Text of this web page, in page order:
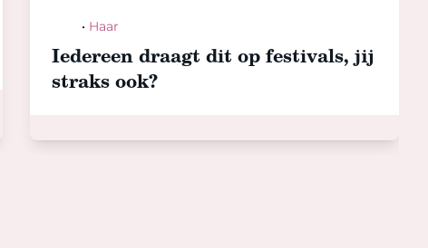
• Haar
Iedereen draagt dit op festivals, jij
straks ook?